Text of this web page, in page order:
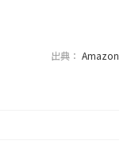
出典： Amazon